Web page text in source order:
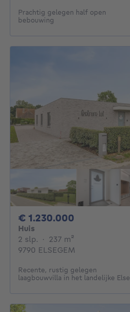
Prachtig gelegen half open
bebouwing
€ 1.230.000
Huis
2 slp. 2 slaapkamers
· 237 m²
9790 ELSEGEM
Recente, rustig gelegen
laagbouwvilla in het landelijke Else